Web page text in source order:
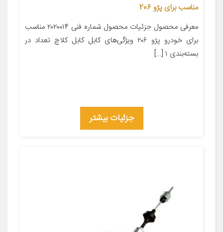
مناسب برای پژو 206
معرفی محصول جزئیات محصول شماره فنی ۲۰۲۰۰۱۴ مناسب
برای خودرو پژو ۲۰۶ ویژگی‌های کابل کابل کلاچ تعداد در
بسته‌بندی ۱ […]
جزئیات بیشتر